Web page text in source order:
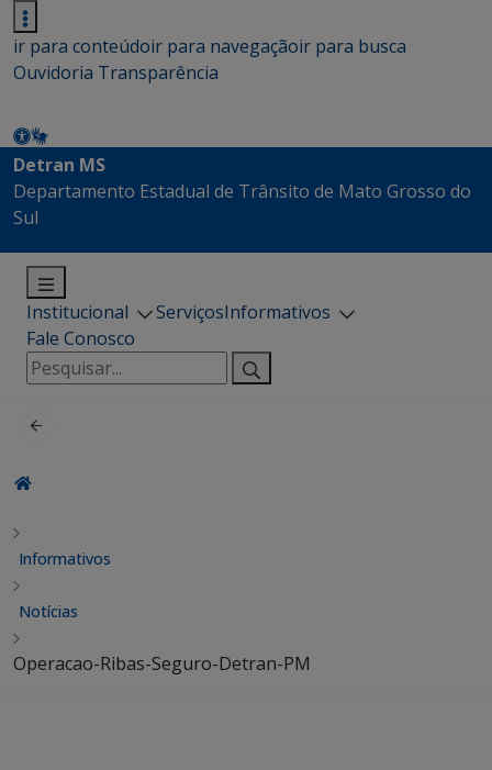
ir para conteúdoir para navegaçãoir para busca
Ouvidoria Transparência
Detran MS
Departamento Estadual de Trânsito de Mato Grosso do
Sul
Institucional ServiçosInformativos
Fale Conosco
Pesquisar
por:
Informativos
Notícias
Operacao-Ribas-Seguro-Detran-PM